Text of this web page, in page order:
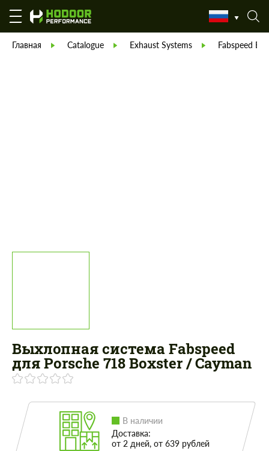
Главная Catalogue Exhaust Systems Fabspeed
Выхлопная система Fabspeed
для Porsche 718 Boxster / Cayman
В наличии
Доставка:
от 2 дней, от 639 рублей